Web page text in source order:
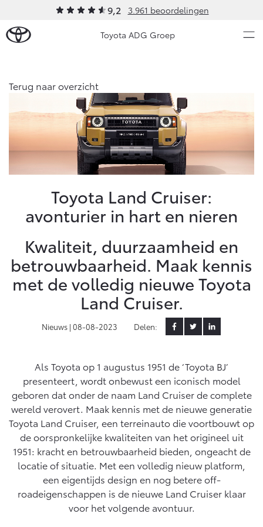
9,2 3.961 beoordelingen
Toyota ADG Groep
Ons bedrijf
Onze medewerkers
Mobiliteitslease Drenthe
Voorwaarden
Contact en Route
Praktische informatie
Vacatures
Klantbeoordelingen
Aygo X
Vanaf € 23.750,-
Yaris
HYBRIDE
Vanaf € 27.195,-
Yaris Cross
Vanaf € 31.895,-
Urban Cruiser
BATTERIJ-ELEKTRISCH
Vanaf € 32.995,-
Corolla Hatchback
HYBRIDE
Vanaf € 33.495,-
Corolla Touring Sports
Vanaf € 35.495,-
Occasions
Onderhoud
Service & Onderhoud
Werkplaatsafspraak
Onderhoud op Maat
Hybride Zekerheid Controle
Toyota handleidingen
Toyota Service Informatie (SIL)
Schade & Garantie
Toyota Pechhulp
Schade & Glasherstel
10 jaar Toyota garantie
Diensten
Wat is Private Lease?
Private Lease voor ZZP
Financieren
Toyota Betaalplan
Oplaadservice
Thuislaadpakketten
Zakelijk
Toyota voor de zaak
Leaserijder
ZZP
Wagenparkbeheer
Leasen
Financial Lease
Operational Lease
Contact en Route
Schade melden
Plan een proefrit
Vraag een brochure aan
Bekijk de verwachte modellen
Terug naar overzicht
Toyota Land Cruiser:
avonturier in hart en nieren
Kwaliteit, duurzaamheid en
betrouwbaarheid. Maak kennis
met de volledig nieuwe Toyota
Land Cruiser.
Nieuws | 08-08-2023 Delen:
Als Toyota op 1 augustus 1951 de ‘Toyota BJ’
presenteert, wordt onbewust een iconisch model
geboren dat onder de naam Land Cruiser de complete
wereld verovert. Maak kennis met de nieuwe generatie
Toyota Land Cruiser, een terreinauto die voortbouwt op
de oorspronkelijke kwaliteiten van het origineel uit
1951: kracht en betrouwbaarheid bieden, ongeacht de
locatie of situatie. Met een volledig nieuw platform,
een eigentijds design en nog betere off-
roadeigenschappen is de nieuwe Land Cruiser klaar
voor het volgende avontuur.